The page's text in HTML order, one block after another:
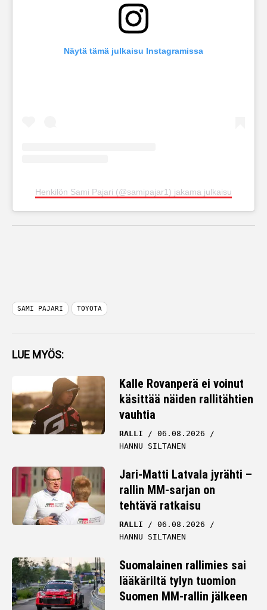
Näytä tämä julkaisu Instagramissa
Henkilön Sami Pajari (@samipajar1) jakama julkaisu
SAMI PAJARI TOYOTA
LUE MYÖS:
Kalle Rovanperä ei voinut
käsittää näiden rallitähtien
vauhtia
RALLI
06.08.2026
HANNU SILTANEN
Jari-Matti Latvala jyrähti –
rallin MM-sarjan on
tehtävä ratkaisu
RALLI
06.08.2026
HANNU SILTANEN
Suomalainen rallimies sai
lääkäriltä tylyn tuomion
Suomen MM-rallin jälkeen